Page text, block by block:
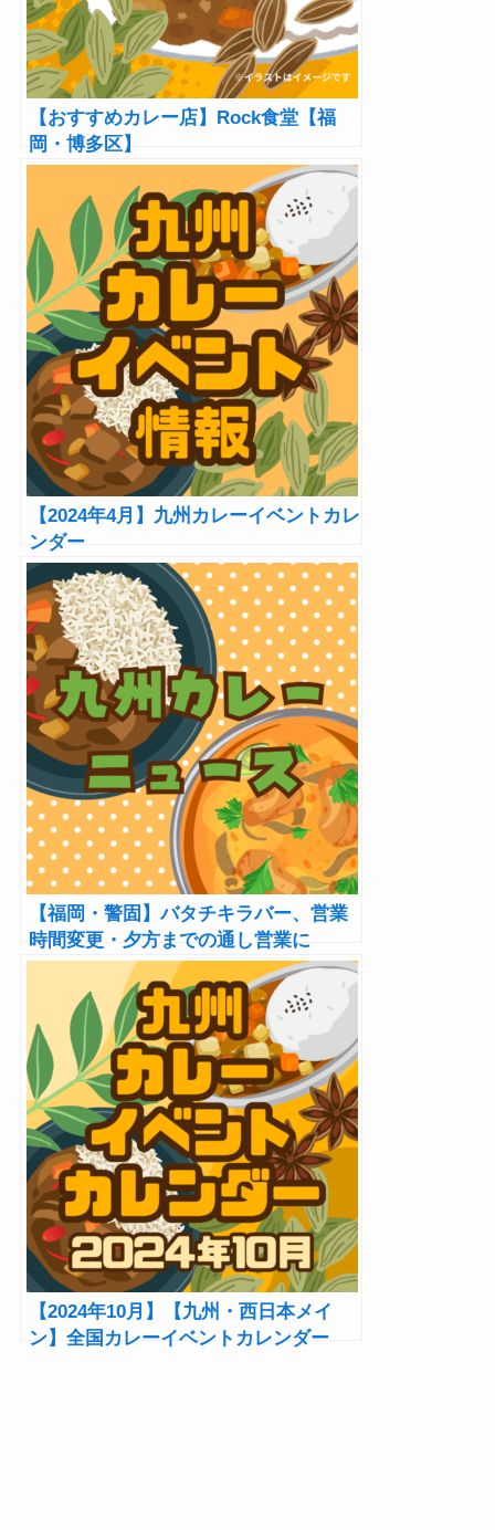
【おすすめカレー店】Rock食堂【福
岡・博多区】
【2024年4月】九州カレーイベントカレ
ンダー
【福岡・警固】バタチキラバー、営業
時間変更・夕方までの通し営業に
【2024年10月】【九州・西日本メイ
ン】全国カレーイベントカレンダー